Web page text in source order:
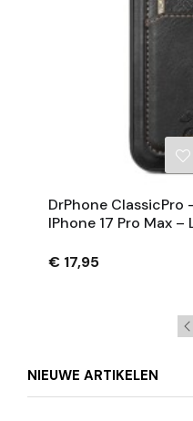
DrPhone
IPhone 17 Pro Max –
MagSafe
€ 17,95
NIEUWE ARTIKELEN